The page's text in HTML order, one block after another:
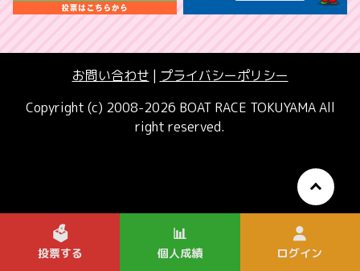
お問い合わせ | プライバシーポリシー
Copyright (c) 2008-2026 BOAT RACE TOKUYAMA All
right reserved.
🗳️
投票する
📊
個人成績 ログイン